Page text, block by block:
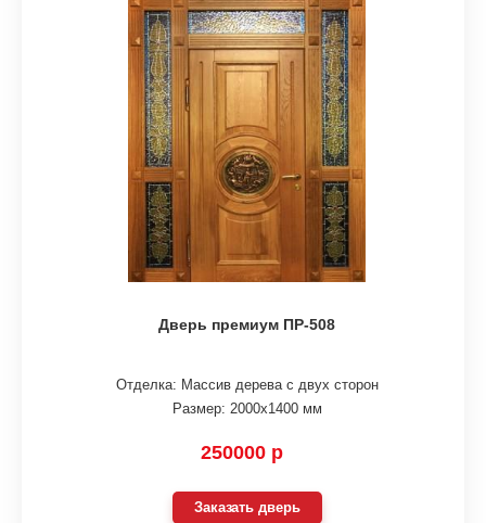
Дверь премиум ПР-508
Отделка: Массив дерева с двух сторон
Размер: 2000х1400 мм
250000 р
Заказать дверь